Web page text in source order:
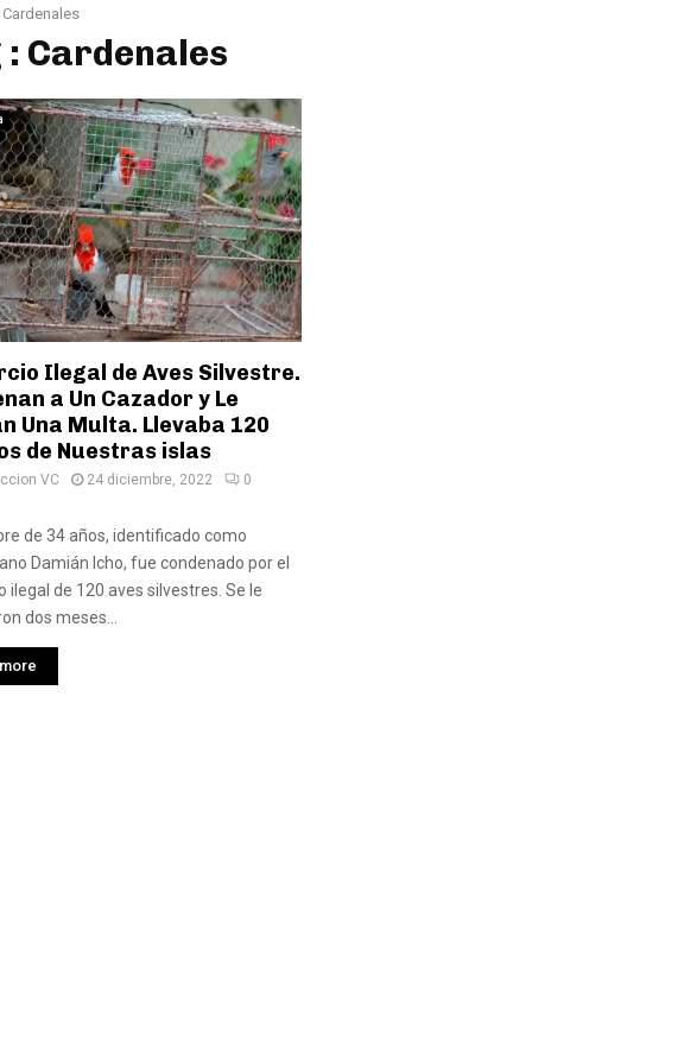
Cardenales
: Cardenales
Ilegal de Aves Silvestre.
a Un Cazador y Le
Una Multa. Llevaba 120
de Nuestras islas
VC 24 diciembre, 2022
0
de 34 años, identificado como
Damián Icho, fue condenado por el
ilegal de 120 aves silvestres. Se le
dos meses...